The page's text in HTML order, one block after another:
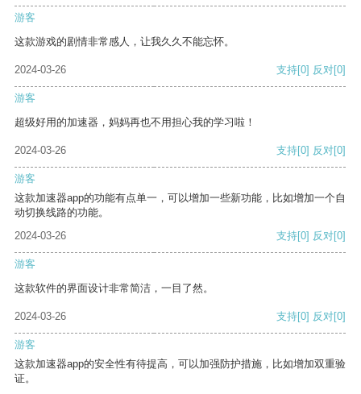
游客
这款游戏的剧情非常感人，让我久久不能忘怀。
2024-03-26 支持[0] 反对[0]
游客
超级好用的加速器，妈妈再也不用担心我的学习啦！
2024-03-26 支持[0] 反对[0]
游客
这款加速器app的功能有点单一，可以增加一些新功能，比如增加一个自
动切换线路的功能。
2024-03-26
支持[0] 反对[0]
游客
这款软件的界面设计非常简洁，一目了然。
2024-03-26 支持[0] 反对[0]
游客
这款加速器app的安全性有待提高，可以加强防护措施，比如增加双重验
证。